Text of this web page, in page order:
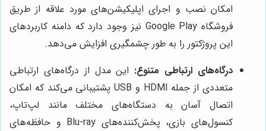
امکان نصب و اجرای اپلیکیشن‌های مورد علاقه از طریق
فروشگاه Google Play نیز وجود دارد که دامنه کاربردهای
این پروژکتور را به طور چشمگیری افزایش می‌دهد.
درگاه‌های ارتباطی متنوع: این مدل از درگاه‌های ارتباطی
متعددی از جمله HDMI و USB پشتیبانی می‌کند که امکان
اتصال آسان به دستگاه‌های مختلف مانند لپ‌تاپ،
کنسول‌های بازی، پخش‌کننده‌های Blu-ray و حافظه‌های